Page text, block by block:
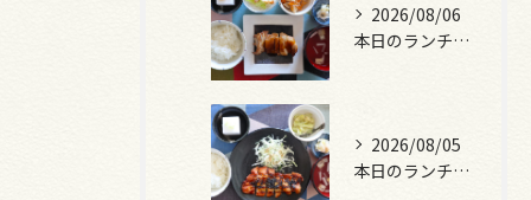
2026/08/06
本日のランチは、照焼きチキン！
2026/08/05
本日のランチは、ロース豚カツ梅はさみ！